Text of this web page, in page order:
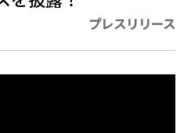
プレスリリース